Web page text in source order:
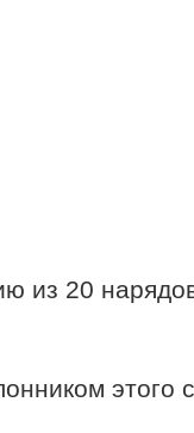
из 20
этого